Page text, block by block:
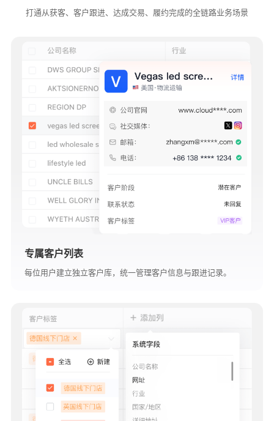
打通从获客、客户跟进、达成交易、履约完成的全链路业务场景
专属客户列表
每位用户建立独立客户库，统一管理客户信息与跟进记录。